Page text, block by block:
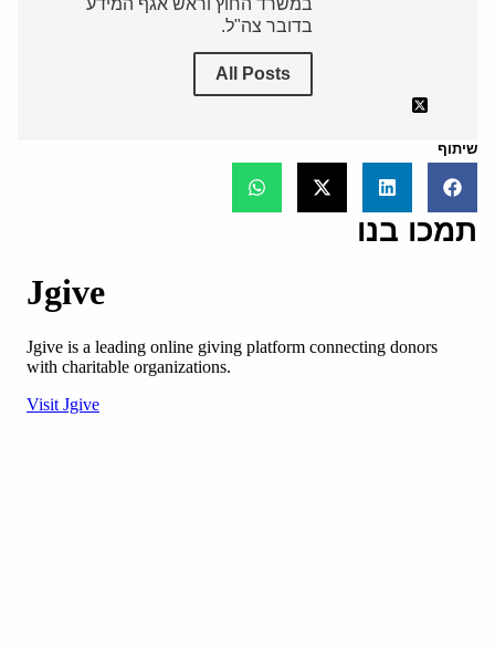
במשרד החוץ וראש אגף המידע
בדובר צה"ל.
All Posts
שיתוף
תמכו בנו